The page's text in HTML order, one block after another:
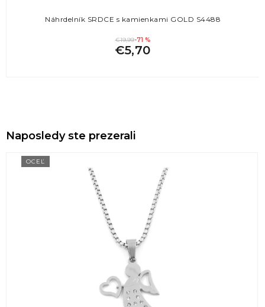
Náhrdelník SRDCE s kamienkami GOLD S4488
€19,99-71 %
€5,70
Naposledy ste prezerali
OCEĽ